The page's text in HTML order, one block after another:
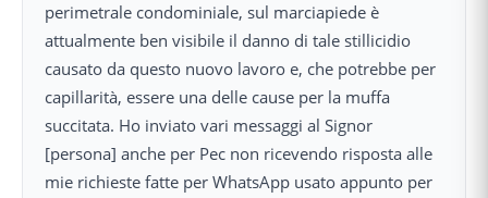
perimetrale condominiale, sul marciapiede è
attualmente ben visibile il danno di tale stillicidio
causato da questo nuovo lavoro e, che potrebbe per
capillarità, essere una delle cause per la muffa
succitata. Ho inviato vari messaggi al Signor
[persona] anche per Pec non ricevendo risposta alle
mie richieste fatte per WhatsApp usato appunto per